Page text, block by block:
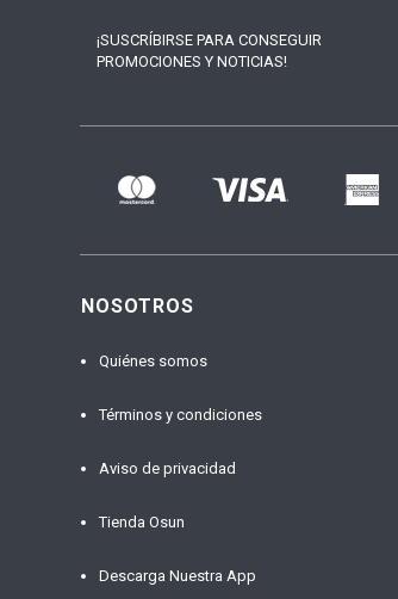
¡SUSCRÍBIRSE PARA CONSEGUIR
PROMOCIONES Y NOTICIAS!
NOSOTROS
Quiénes somos
Términos y condiciones
Aviso de privacidad
Tienda Osun
Descarga Nuestra App